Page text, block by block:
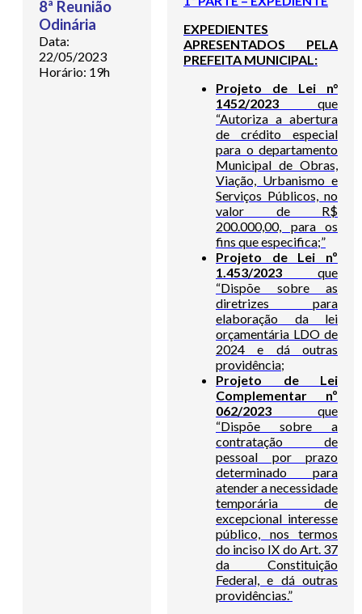
8ª Reunião
Odinária
Data:
22/05/2023
Horário: 19h
EXPEDIENTES
APRESENTADOS PELA
PREFEITA MUNICIPAL:
Projeto de Lei n°
1452/2023 que
“Autoriza a abertura
de crédito especial
para o departamento
Municipal de Obras,
Viação, Urbanismo e
Serviços Públicos, no
valor de R$
200.000,00, para os
fins que especifica;”
Projeto de Lei nº
1.453/2023 que
“Dispõe sobre as
diretrizes para
elaboração da lei
orçamentária LDO de
2024 e dá outras
providência;
Projeto de Lei
Complementar nº
062/2023 que
“Dispõe sobre a
contratação de
pessoal por prazo
determinado para
atender a necessidade
temporária de
excepcional interesse
público, nos termos
do inciso IX do Art. 37
da Constituição
Federal, e dá outras
providências.”